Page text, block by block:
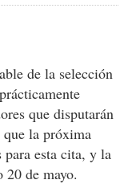
de la selección
que disputarán
la próxima
para esta cita, y la
de mayo.